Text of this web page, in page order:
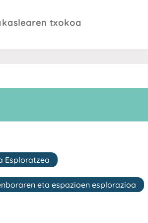
txokoa
Esploratzea
eta espazioen esplorazioa